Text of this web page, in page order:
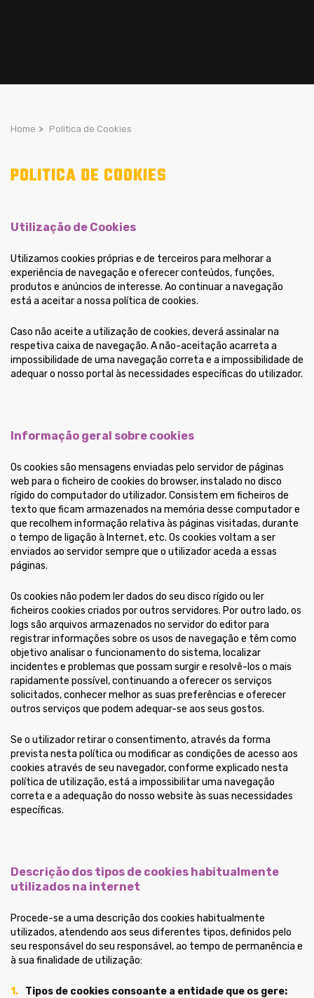
Home > Politica de Cookies
POLITICA DE COOKIES
Utilização de Cookies
Utilizamos cookies próprias e de terceiros para melhorar a
experiência de navegação e oferecer conteúdos, funções,
produtos e anúncios de interesse. Ao continuar a navegação
está a aceitar a nossa política de cookies.
Caso não aceite a utilização de cookies, deverá assinalar na
respetiva caixa de navegação. A não-aceitação acarreta a
impossibilidade de uma navegação correta e a impossibilidade de
adequar o nosso portal às necessidades específicas do utilizador.
Informação geral sobre cookies
Os cookies são mensagens enviadas pelo servidor de páginas
web para o ficheiro de cookies do browser, instalado no disco
rígido do computador do utilizador. Consistem em ficheiros de
texto que ficam armazenados na memória desse computador e
que recolhem informação relativa às páginas visitadas, durante
o tempo de ligação à Internet, etc. Os cookies voltam a ser
enviados ao servidor sempre que o utilizador aceda a essas
páginas.
Os cookies não podem ler dados do seu disco rígido ou ler
ficheiros cookies criados por outros servidores. Por outro lado, os
logs são arquivos armazenados no servidor do editor para
registrar informações sobre os usos de navegação e têm como
objetivo analisar o funcionamento do sistema, localizar
incidentes e problemas que possam surgir e resolvê-los o mais
rapidamente possível, continuando a oferecer os serviços
solicitados, conhecer melhor as suas preferências e oferecer
outros serviços que podem adequar-se aos seus gostos.
Se o utilizador retirar o consentimento, através da forma
prevista nesta política ou modificar as condições de acesso aos
cookies através de seu navegador, conforme explicado nesta
política de utilização, está a impossibilitar uma navegação
correta e a adequação do nosso website às suas necessidades
específicas.
Descrição dos tipos de cookies habitualmente
utilizados na internet
Procede-se a uma descrição dos cookies habitualmente
utilizados, atendendo aos seus diferentes tipos, definidos pelo
seu responsável do seu responsável, ao tempo de permanência e
à sua finalidade de utilização:
Tipos de cookies consoante a entidade que os gere: